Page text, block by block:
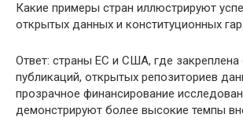
Какие примеры стран иллюстрируют
открытых данных и конституционных
Ответ: страны ЕС и США, где закреплена
публикаций, открытых репозиториев
прозрачное финансирование
демонстрируют более высокие темпы